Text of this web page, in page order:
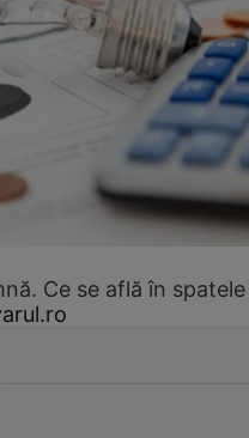
Ce se află în spatele